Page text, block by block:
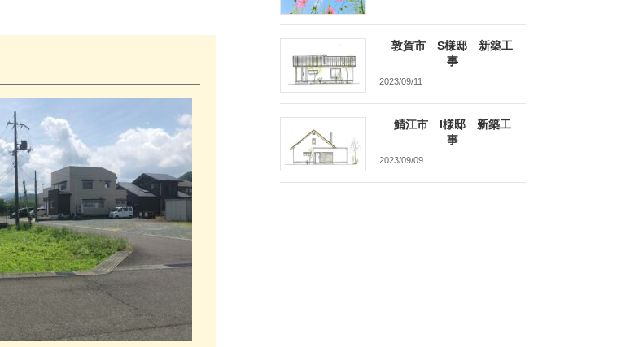
敦賀市 S様邸 新築工
事
2023/09/11
鯖江市 I様邸 新築工
事
2023/09/09